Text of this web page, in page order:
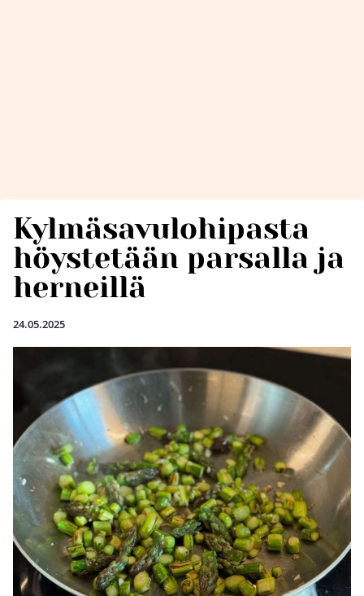
Kylmäsavulohipasta
höystetään parsalla ja
herneillä
24.05.2025